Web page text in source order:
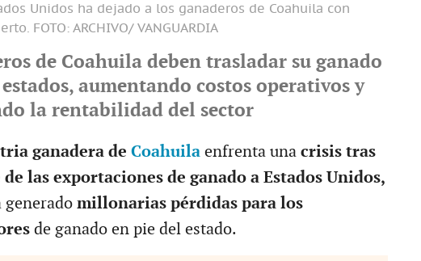
Unidos ha dejado a los ganaderos de Coahuila con
FOTO: ARCHIVO/ VANGUARDIA
de Coahuila deben trasladar su ganado
aumentando costos operativos y
la rentabilidad del sector
ganadera de Coahuilaenfrenta una crisis tras
las exportaciones de ganado a Estados Unidos,
generado millonarias pérdidas para los
de ganado en pie del estado.